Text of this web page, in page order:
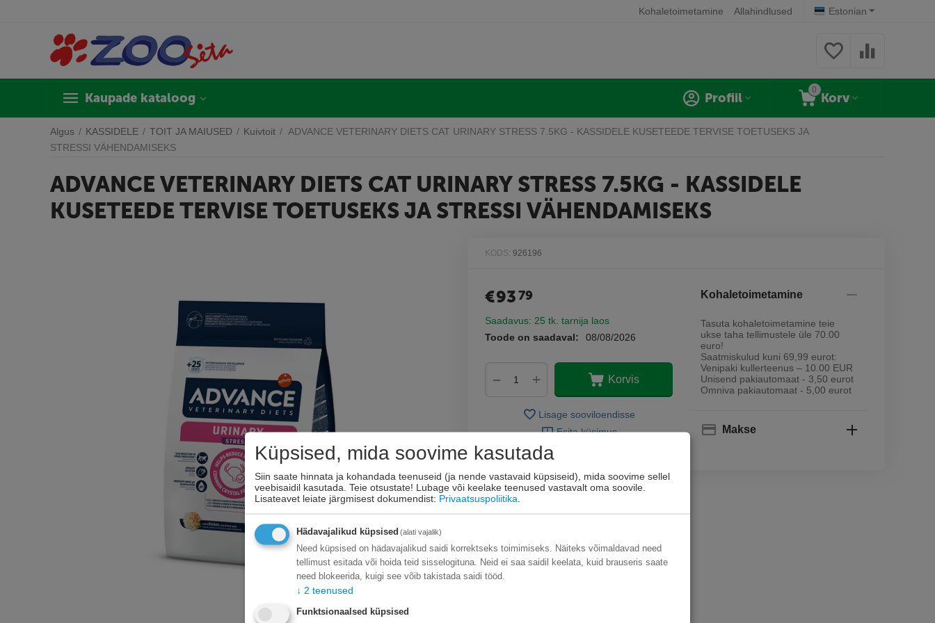
Estonian
Kohaletoimetamine Allahindlused
Kaupade kataloog
0
Korv
Profiil
Algus / KASSIDELE / TOIT JA MAIUSED / Kuivtoit / ADVANCE VETERINARY DIETS CAT URINARY STRESS 7.5KG - KASSIDELE KUSETEEDE TERVISE TOETUSEKS JA
STRESSI VÄHENDAMISEKS
ADVANCE VETERINARY DIETS CAT URINARY STRESS 7.5KG - KASSIDELE
KUSETEEDE TERVISE TOETUSEKS JA STRESSI VÄHENDAMISEKS
KODS: 926196
€9379
Saadavus: 25 tk. tarnija laos
Toode on saadaval:
08/08/2026
+
− Korvis
Lisage sooviloendisse
Esita küsimus
Kohaletoimetamine
Tasuta kohaletoimetamine teie
ukse taha tellimustele üle 70.00
euro!
Saatmiskulud kuni 69,99 eurot:
Venipaki kullerteenus – 10.00 EUR
Unisend pakiautomaat - 3,50 eurot
Omniva pakiautomaat - 5,00 eurot
Makse
Küpsised, mida soovime kasutada
Siin saate hinnata ja kohandada teenuseid (ja nende vastavaid küpsiseid), mida soovime sellel
veebisaidil kasutada. Teie otsustate! Lubage või keelake teenused vastavalt oma soovile.
Lisateavet leiate järgmisest dokumendist: Privaatsuspoliitika
Hädavajalikud küpsised (alati vajalik)
Need küpsised on hädavajalikud saidi korrektseks toimimiseks. Näiteks võimaldavad need
tellimust esitada või hoida teid sisselogituna. Neid ei saa saidil keelata, kuid brauseris saate
need blokeerida, kuigi see võib takistada saidi tööd.
↓ 2 teenused
Funktsionaalsed küpsised